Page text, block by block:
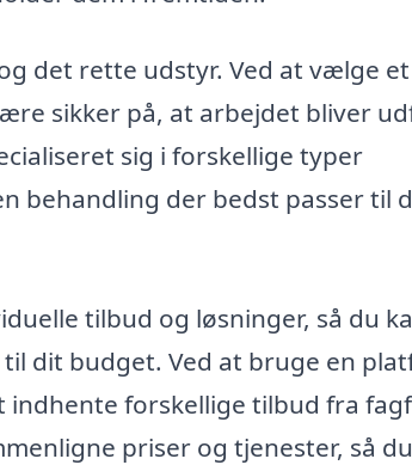
det rette udstyr. Ved at vælge et
sikker på, at arbejdet bliver
sig i forskellige typer
behandling der bedst passer til
tilbud og løsninger, så du
dit budget. Ved at bruge en
forskellige tilbud fra
priser og tjenester, så